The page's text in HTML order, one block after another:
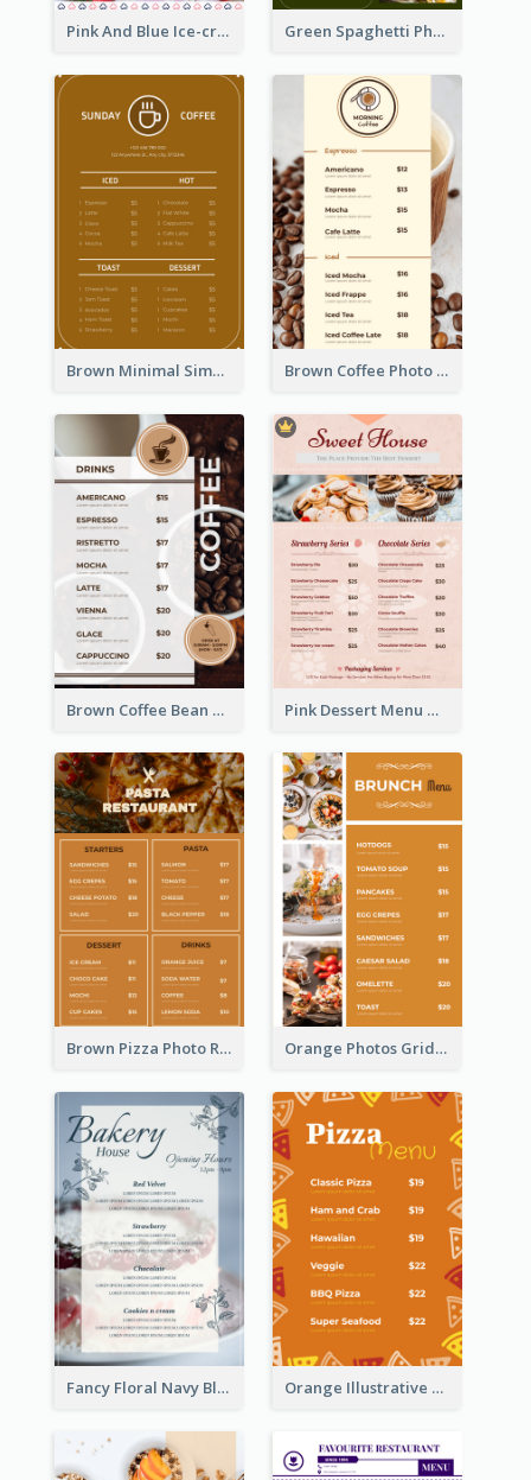
Pink And Blue Ice-cream Photo Dessert Menu Green Spaghetti Photos Grand Restaurant Menu
Brown Minimal Simple Cafe Menu Brown Coffee Photo Coffee Shop Menu
Brown Coffee Bean Background Café Menu Pink Dessert Menu With Two Column
Brown Pizza Photo Restaurant Menu Orange Photos Grids Brunch Menu
Fancy Floral Navy Blue Menu Design Orange Illustrative Pizza Restaurant Menu Design